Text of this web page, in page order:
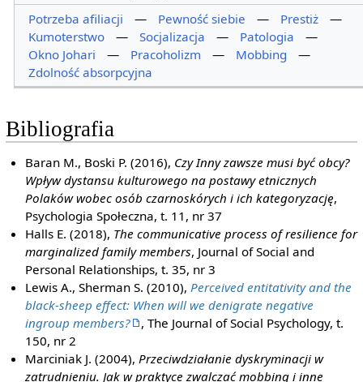
Potrzeba afiliacji
— Pewność siebie — Prestiż
—
Kumoterstwo
— Socjalizacja — Patologia
—
Okno Johari
— Pracoholizm — Mobbing
—
Zdolność absorpcyjna
Bibliografia
Baran M., Boski P. (2016), Czy Inny zawsze musi być obcy?
Wpływ dystansu kulturowego na postawy etnicznych
Polaków wobec osób czarnoskórych i ich kategoryzację,
Psychologia Społeczna, t. 11, nr 37
Halls E. (2018), The communicative process of resilience for
marginalized family members, Journal of Social and
Personal Relationships, t. 35, nr 3
Lewis A., Sherman S. (2010),Perceived entitativity and the
black-sheep effect: When will we denigrate negative
ingroup members?
, The Journal of Social Psychology, t.
150, nr 2
Marciniak J. (2004),Przeciwdziałanie dyskryminacji w
zatrudnieniu. Jak w praktyce zwalczać mobbing i inne